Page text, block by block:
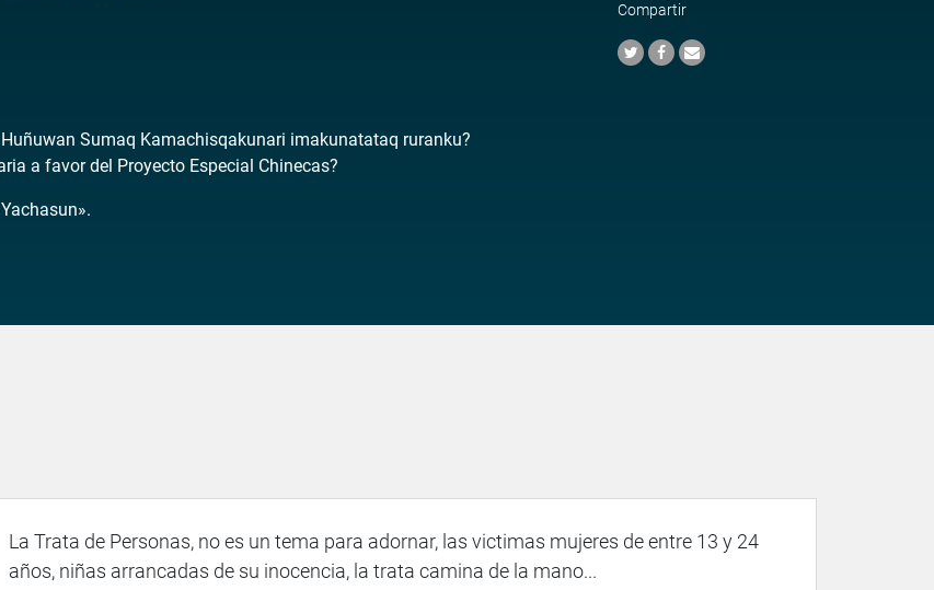
Compartir
Sumaq Kamachisqakunari imakunatataq ruranku?
a favor del Proyecto Especial Chinecas?
La Trata de Personas, no es un tema para adornar, las victimas mujeres de entre 13 y 24
años, niñas arrancadas de su inocencia, la trata camina de la mano...